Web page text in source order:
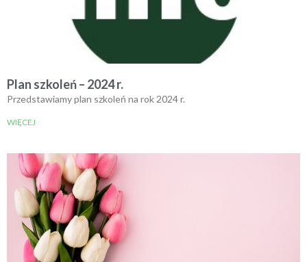
Plan szkoleń – 2024 r.
Przedstawiamy plan szkoleń na rok 2024 r.
WIĘCEJ